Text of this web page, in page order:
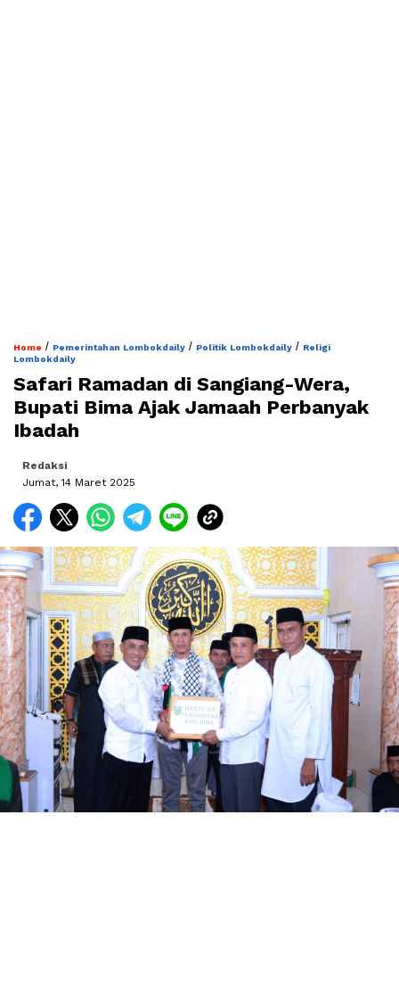
Home / Pemerintahan Lombokdaily / Politik Lombokdaily / Religi
Lombokdaily
Safari Ramadan di Sangiang-Wera,
Bupati Bima Ajak Jamaah Perbanyak
Ibadah
Redaksi
Jumat, 14 Maret 2025